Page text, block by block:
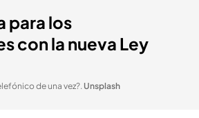
para los
con la nueva Ley
de una vez?. Unsplash